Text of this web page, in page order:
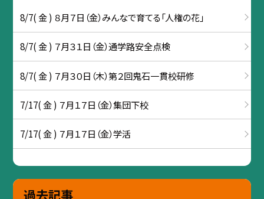
8/7( 金 ) ８月７日（金）みんなで育てる「人権の花」
8/7( 金 ) ７月３１日（金）通学路安全点検
8/7( 金 ) ７月３０日（木）第２回鬼石一貫校研修
7/17( 金 ) ７月１７日（金）集団下校
7/17( 金 ) ７月１７日（金）学活
過去記事